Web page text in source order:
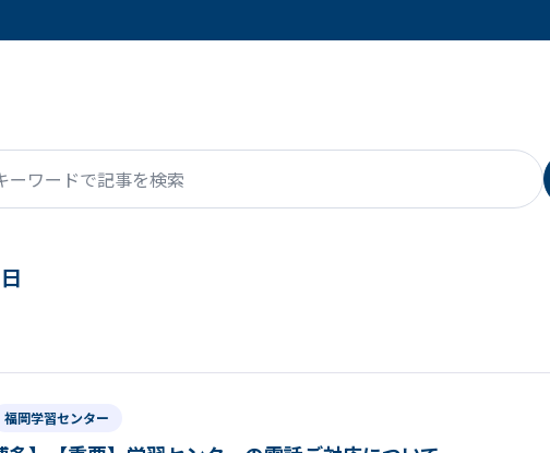
ードで記事を検索
福岡学習センター